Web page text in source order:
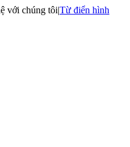
với chúng tôi|Từ điển hình